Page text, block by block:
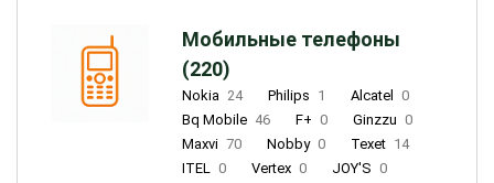
Мобильные телефоны
(220)
Nokia 24 Philips 1 Alcatel
0
Bq Mobile 46 F+ 0 Ginzzu 0
Maxvi 70 Nobby 0 Texet 14
ITEL 0 Vertex 0 JOY'S 0